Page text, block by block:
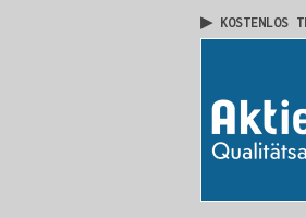
▶ KOSTENLOS